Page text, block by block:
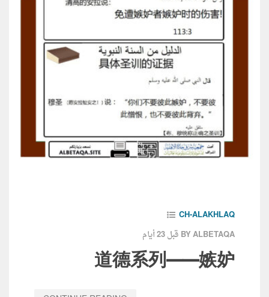
CH-ALAKHLAQ
قبل 23 أيام BY ALBETAQA
道德系列——嫉妒